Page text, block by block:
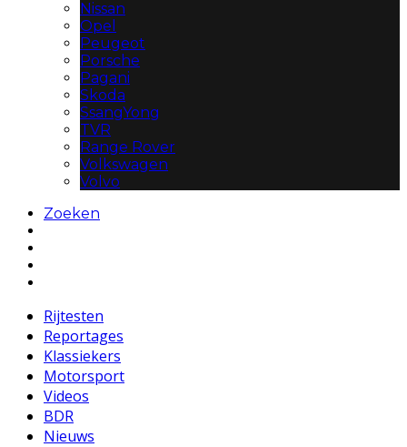
Nissan
Opel
Peugeot
Porsche
Pagani
Skoda
SsangYong
TVR
Range Rover
Volkswagen
Volvo
Zoeken
Rijtesten
Reportages
Klassiekers
Motorsport
Videos
BDR
Nieuws